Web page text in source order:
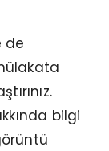
de
bilgi